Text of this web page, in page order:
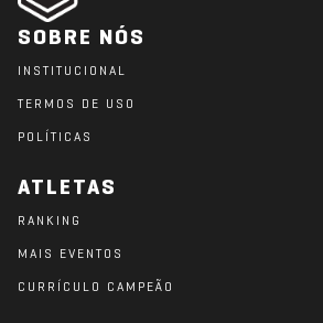
SOBRE NÓS
INSTITUCIONAL
TERMOS DE USO
POLÍTICAS
ATLETAS
RANKING
MAIS EVENTOS
CURRÍCULO CAMPEÃO